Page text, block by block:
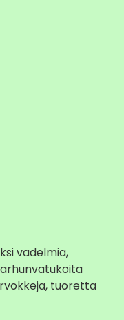
vadelmia,
tuoretta